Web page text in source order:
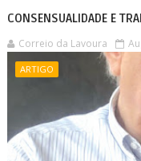
CONSENSUALIDADE E
Correio da Lavoura
ARTIGO